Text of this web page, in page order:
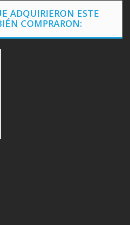
ADQUIRIERON ESTE
COMPRARON: